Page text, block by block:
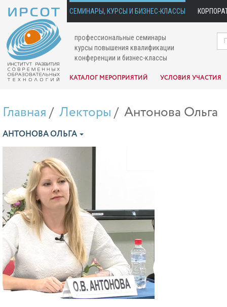
СЕМИНАРЫ, КУРСЫ И БИЗНЕС-КЛАССЫ
профессиональные семинары
курсы повышения квалификации
конференции и бизнес-классы
КАТАЛОГ МЕРОПРИЯТИЙ УСЛОВИЯ УЧАСТИЯ
Главная Лекторы Антонова Ольга
АНТОНОВА ОЛЬГА